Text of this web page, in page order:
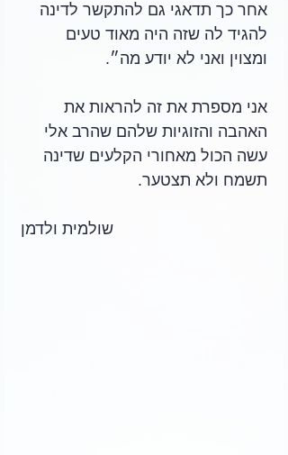
אחר כך תדאגי גם להתקשר לדינה
להגיד לה שזה היה מאוד טעים
ומצוין ואני לא יודע מה״.
אני מספרת את זה להראות את
האהבה והזוגיות שלהם שהרב אלי
עשה הכול מאחורי הקלעים שדינה
תשמח ולא תצטער.
שולמית ולדמן